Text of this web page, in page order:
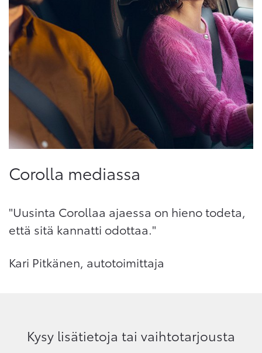
Corolla mediassa
"Uusinta Corollaa ajaessa on hieno todeta,
että sitä kannatti odottaa."
Kari Pitkänen, autotoimittaja
Kysy lisätietoja tai vaihtotarjousta